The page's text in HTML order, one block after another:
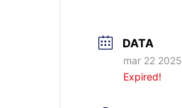
DATA
mar 22 2025
Expired!